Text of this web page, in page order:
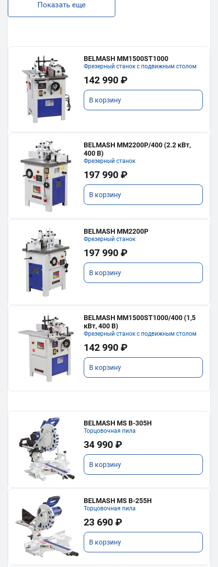
Показать еще
BELMASH MM1500ST1000
Фрезерный станок с подвижным столом
142 990 ₽
В корзину
BELMASH MM2200P/400 (2.2 кВт,
400 В)
Фрезерный станок
197 990 ₽
В корзину
BELMASH MM2200P
Фрезерный станок
197 990 ₽
В корзину
BELMASH MM1500ST1000/400 (1,5
кВт, 400 В)
Фрезерный станок с подвижным столом
142 990 ₽
В корзину
BELMASH MS B-305H
Торцовочная пила
34 990 ₽
В корзину
BELMASH MS B-255H
Торцовочная пила
23 690 ₽
В корзину